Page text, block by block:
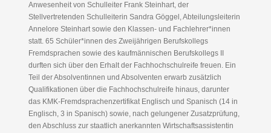
Anwesenheit von Schulleiter Frank Steinhart, der
Stellvertretenden Schulleiterin Sandra Göggel, Abteilungsleiterin
Annelore Steinhart sowie den Klassen- und Fachlehrer*innen
statt. 65 Schüler*innen des Zweijährigen Berufskollegs
Fremdsprachen sowie des kaufmännischen Berufskollegs II
durften sich über den Erhalt der Fachhochschulreife freuen. Ein
Teil der Absolventinnen und Absolventen erwarb zusätzlich
Qualifikationen über die Fachhochschulreife hinaus, darunter
das KMK-Fremdsprachenzertifikat Englisch und Spanisch (14 in
Englisch, 3 in Spanisch) sowie, nach gelungener Zusatzprüfung,
den Abschluss zur staatlich anerkannten Wirtschaftsassistentin